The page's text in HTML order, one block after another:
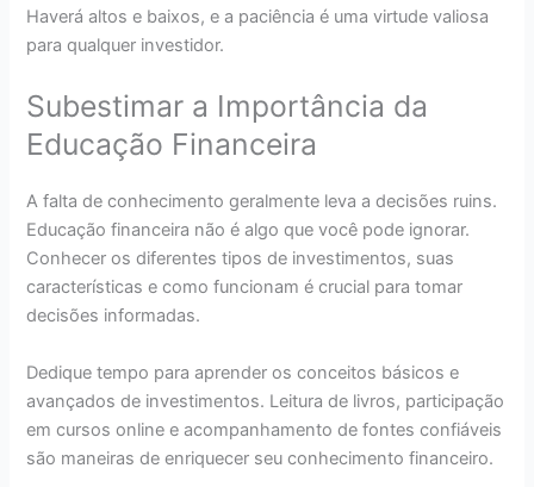
Haverá altos e baixos, e a paciência é uma virtude valiosa
para qualquer investidor.
Subestimar a Importância da
Educação Financeira
A falta de conhecimento geralmente leva a decisões ruins.
Educação financeira não é algo que você pode ignorar.
Conhecer os diferentes tipos de investimentos, suas
características e como funcionam é crucial para tomar
decisões informadas.
Dedique tempo para aprender os conceitos básicos e
avançados de investimentos. Leitura de livros, participação
em cursos online e acompanhamento de fontes confiáveis
são maneiras de enriquecer seu conhecimento financeiro.